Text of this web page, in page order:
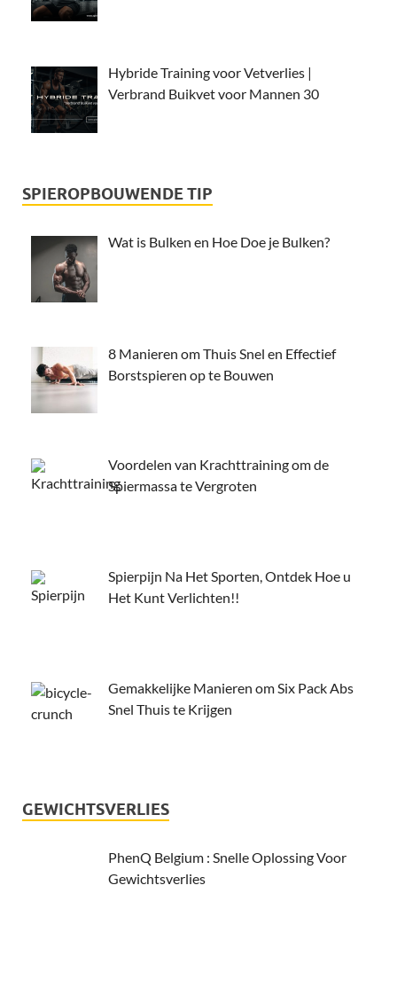
Hybride Training voor Vetverlies |
Verbrand Buikvet voor Mannen 30
SPIEROPBOUWENDE TIP
Wat is Bulken en Hoe Doe je Bulken?
8 Manieren om Thuis Snel en Effectief
Borstspieren op te Bouwen
Voordelen van Krachttraining om de
Spiermassa te Vergroten
Spierpijn Na Het Sporten, Ontdek Hoe u
Het Kunt Verlichten!!
Gemakkelijke Manieren om Six Pack Abs
Snel Thuis te Krijgen
GEWICHTSVERLIES
PhenQ Belgium : Snelle Oplossing Voor
Gewichtsverlies